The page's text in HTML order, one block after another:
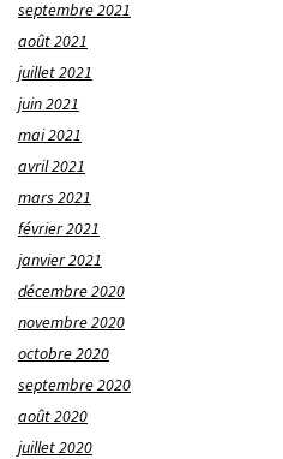
septembre 2021
août 2021
juillet 2021
juin 2021
mai 2021
avril 2021
mars 2021
février 2021
janvier 2021
décembre 2020
novembre 2020
octobre 2020
septembre 2020
août 2020
juillet 2020